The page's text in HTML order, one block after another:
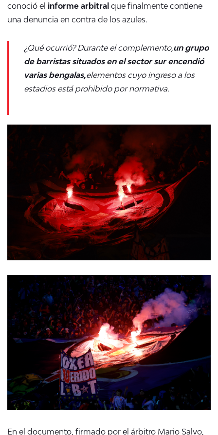
conoció el informe arbitral que finalmente contiene
una denuncia en contra de los azules.
¿Qué ocurrió? Durante el complemento,un grupo
de barristas situados en el sector sur encendió
varias bengalas,elementos cuyo ingreso a los
estadios está prohibido por normativa.
En el documento, firmado por el árbitro Mario Salvo,